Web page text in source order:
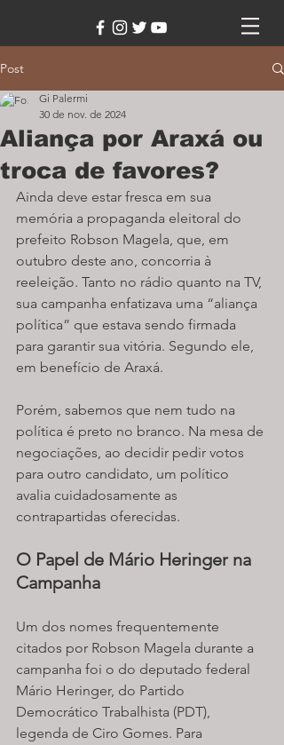
Post
Aliança por Araxá ou
troca de favores?
Gi Palermi
30 de nov. de 2024
Ainda deve estar fresca em sua
memória a propaganda eleitoral do
prefeito Robson Magela, que, em
outubro deste ano, concorria à
reeleição. Tanto no rádio quanto na TV,
sua campanha enfatizava uma “aliança
política” que estava sendo firmada
para garantir sua vitória. Segundo ele,
em benefício de Araxá.
Porém, sabemos que nem tudo na
política é preto no branco. Na mesa de
negociações, ao decidir pedir votos
para outro candidato, um político
avalia cuidadosamente as
contrapartidas oferecidas.
O Papel de Mário Heringer na
Campanha
Um dos nomes frequentemente
citados por Robson Magela durante a
campanha foi o do deputado federal
Mário Heringer, do Partido
Democrático Trabalhista (PDT),
legenda de Ciro Gomes. Para